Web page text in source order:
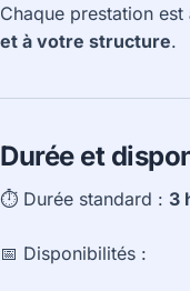
Chaque prestation est
et à votre structure.
Durée et
⏱ Durée standard : 3
📅 Disponibilités :